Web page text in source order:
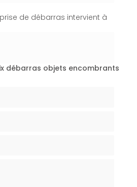
de débarras intervient à
débarras objets encombrants